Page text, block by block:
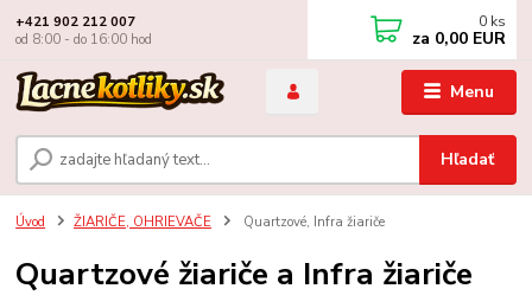
Menu
Hľadať
+421 902 212 007
od 8:00 - do 16:00 hod
0 ks
za 0,00 EUR
Úvod ŽIARIČE, OHRIEVAČE Quartzové, Infra žiariče
Quartzové žiariče a Infra žiariče